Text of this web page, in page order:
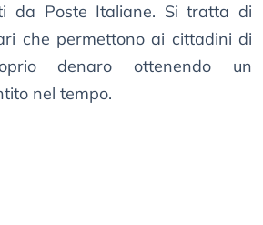
da Poste Italiane. Si tratta di
che permettono ai cittadini di
denaro ottenendo un
nel tempo.